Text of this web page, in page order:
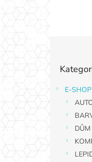
s
t
n
kategorie
E-SHOP